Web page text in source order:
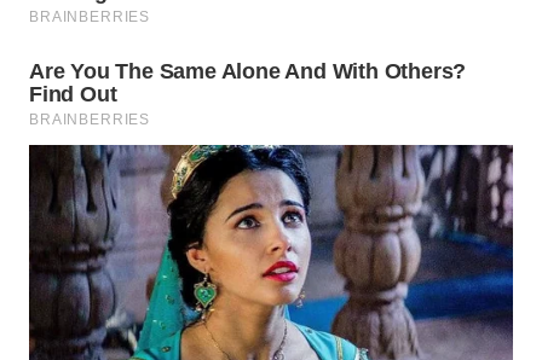
MASYARAKAT
KELISTRIKAN
WALINKI
ID
MAWAKA
ID